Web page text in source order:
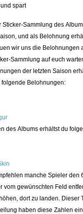
und angenehm verläuft.
auf jedem Schritt des
Vorteilen werden Sie mit
Monopoly GO Gameplay
Ihr Spielerlebnis
GO Spiel auf neue
Sammlung des
und als Belohnung
wir uns die Belohnungen
Sammlung auf euch
der letzten Saison
Belohnungen:
des Albums erhältst du
manche Spieler den
vom gewünschten Feld
dort zu landen. Dieser
haben diese Zahlen